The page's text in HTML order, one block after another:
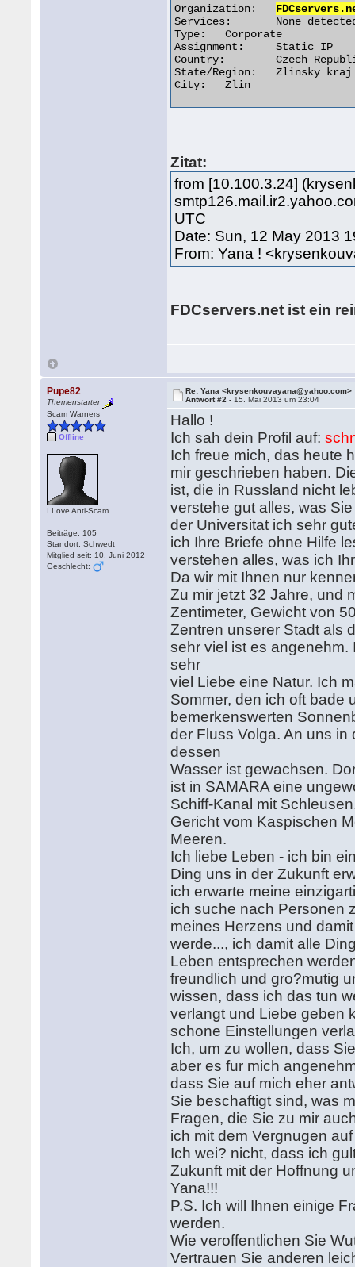
Services:	None detected
Type:	Corporate
Assignment:	Static IP
Country:	Czech Republic
State/Region:	Zlinsky kraj
City:	Zlin
Zitat:
from [10.100.3.24]
UTC
Date: Sun, 12 May 2013
From: Yana !
FDCservers.net ist ein
Pupe82
Themenstarter
Scam Warners
Offline
I Love Anti-Scam
Beiträge: 105
Standort: Schwedt
Mitglied seit: 10. Juni 2012
Geschlecht:
Re: Yana <krysenkouvayana@yahoo.com>
Antwort #2 - 15. Mai 2013 um 23:04
Hallo !
Ich sah dein Profil auf:
Ich freue mich, das heute
mir geschrieben haben.
ist, die in Russland nicht
verstehe gut alles, was
der Universitat ich sehr
ich Ihre Briefe ohne Hilfe
verstehen alles, was ich
Da wir mit Ihnen nur
Zu mir jetzt 32 Jahre, und
Zentimeter, Gewicht von
Zentren unserer Stadt als
sehr viel ist es
sehr
viel Liebe eine Natur. Ich
Sommer, den ich oft bade
bemerkenswerten
der Fluss Volga. An uns
dessen
Wasser ist gewachsen.
ist in SAMARA eine
Schiff-Kanal mit
Gericht vom Kaspischen
Meeren.
Ich liebe Leben - ich bin
Ding uns in der Zukunft
ich erwarte meine
ich suche nach Personen
meines Herzens und
werde..., ich damit alle
Leben entsprechen
freundlich und gro?mutig
wissen, dass ich das tun
verlangt und Liebe geben
schone Einstellungen
Ich, um zu wollen, dass
aber es fur mich
dass Sie auf mich eher
Sie beschaftigt sind, was
Fragen, die Sie zu mir
ich mit dem Vergnugen
Ich wei? nicht, dass ich
Zukunft mit der Hoffnung
Yana!!!
P.S. Ich will Ihnen einige
werden.
Wie veroffentlichen Sie
Vertrauen Sie anderen